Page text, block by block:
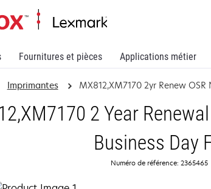
Fournitures et pièces Applications métier
Imprimantes MX812,XM7170 2yr Renew OSR
2 Year
Business Day
Numéro de référence: 2365465